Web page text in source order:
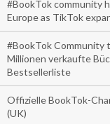
#BookTok community
Europe as TikTok
#BookTok Community
Millionen verkaufte
Bestsellerliste
Offizielle BookTok-
(UK)